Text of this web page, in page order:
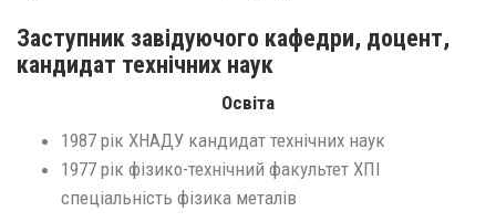
Заступник завідуючого кафедри, доцент,
кандидат технічних наук
Освіта
1987 рік ХНАДУ кандидат технічних наук
1977 рік фізико-технічний факультет ХПІ
спеціальність фізика металів